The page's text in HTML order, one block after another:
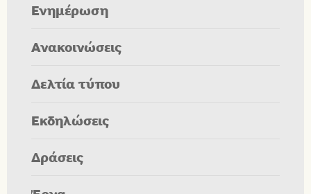
Ενημέρωση
Ανακοινώσεις
Δελτία τύπου
Εκδηλώσεις
Δράσεις